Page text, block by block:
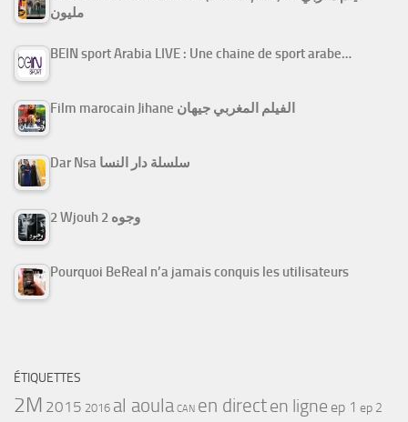
مليون
BEIN sport Arabia LIVE : Une chaine de sport arabe…
Film marocain Jihane الفيلم المغربي جيهان
Dar Nsa سلسلة دار النسا
2 Wjouh 2 وجوه
Pourquoi BeReal n’a jamais conquis les utilisateurs
ÉTIQUETTES
2M 2015 2016 al aoula CAN en directen ligne ep 1 ep 2